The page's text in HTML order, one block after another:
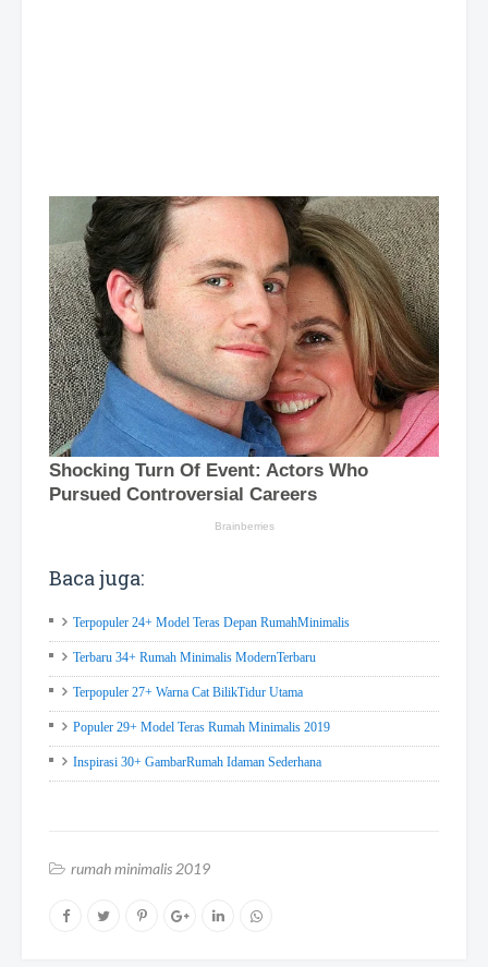
Baca juga:
Terpopuler 24+ Model Teras Depan RumahMinimalis
Terbaru 34+ Rumah Minimalis ModernTerbaru
Terpopuler 27+ Warna Cat BilikTidur Utama
Populer 29+ Model Teras Rumah Minimalis 2019
Inspirasi 30+ GambarRumah Idaman Sederhana
rumah minimalis 2019